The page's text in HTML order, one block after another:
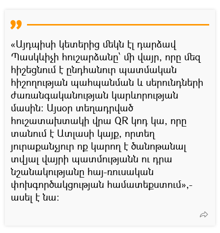
«Այդպիսի կետերից մեկն էլ դարձավ
Պասկևիչի հուշարձանը՝ մի վայր, որը մեզ
հիշեցնում է ընդհանուր պատմական
հիշողության պահպանման և սերունդների
ժառանգականության կարևորության
մասին։ Այսօր տեղադրված
հուշատախտակի վրա QR կոդ կա, որը
տանում է Ատլասի կայք, որտեղ
յուրաքանչյուր ոք կարող է ծանոթանալ
տվյալ վայրի պատմությանն ու դրա
նշանակությանը հայ-ռուսական
փոխգործակցության համատեքստում»,-
ասել է նա։